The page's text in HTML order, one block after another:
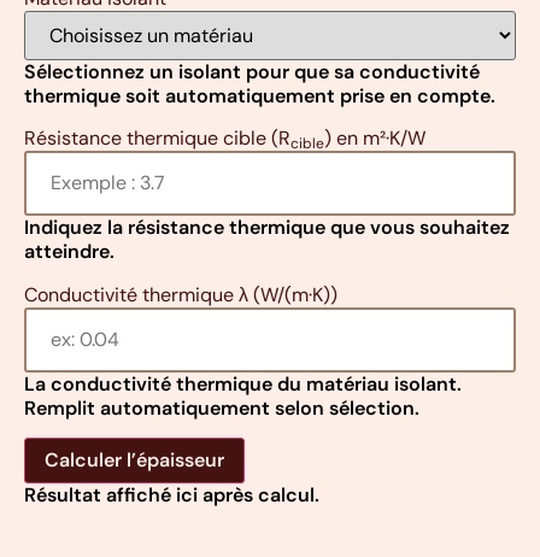
Sélectionnez un isolant pour que sa conductivité
thermique soit automatiquement prise en compte.
Résistance thermique cible(Rcible) en m²·K/W
Indiquez la résistance thermique que vous souhaitez
atteindre.
Conductivité thermique λ (W/(m·K))
La conductivité thermique du matériau isolant.
Remplit automatiquement selon sélection.
Calculer l’épaisseur
Résultat affiché ici après calcul.